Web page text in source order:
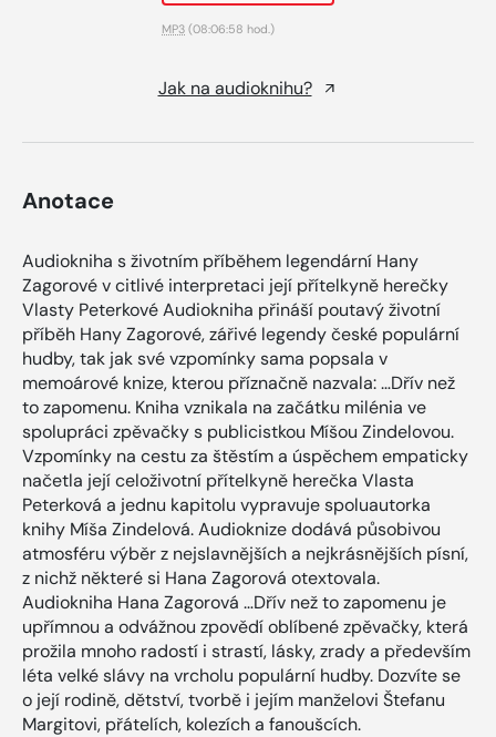
MP3 (08:06:58 hod.)
Jak na audioknihu?
Anotace
Audiokniha s životním příběhem legendární Hany
Zagorové v citlivé interpretaci její přítelkyně herečky
Vlasty Peterkové Audiokniha přináší poutavý životní
příběh Hany Zagorové, zářivé legendy české populární
hudby, tak jak své vzpomínky sama popsala v
memoárové knize, kterou příznačně nazvala: …Dřív než
to zapomenu. Kniha vznikala na začátku milénia ve
spolupráci zpěvačky s publicistkou Míšou Zindelovou.
Vzpomínky na cestu za štěstím a úspěchem empaticky
načetla její celoživotní přítelkyně herečka Vlasta
Peterková a jednu kapitolu vypravuje spoluautorka
knihy Míša Zindelová. Audioknize dodává působivou
atmosféru výběr z nejslavnějších a nejkrásnějších písní,
z nichž některé si Hana Zagorová otextovala.
Audiokniha Hana Zagorová …Dřív než to zapomenu je
upřímnou a odvážnou zpovědí oblíbené zpěvačky, která
prožila mnoho radostí i strastí, lásky, zrady a především
léta velké slávy na vrcholu populární hudby. Dozvíte se
o její rodině, dětství, tvorbě i jejím manželovi Štefanu
Margitovi, přátelích, kolezích a fanoušcích.